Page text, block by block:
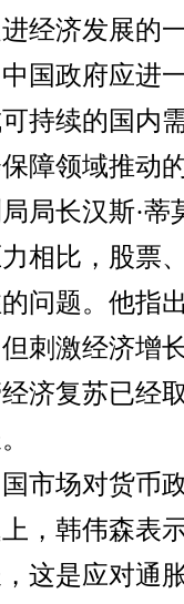
经济发展的
国政府应进
持续的国内
障领域推动
长汉斯·蒂
相比，股票
问题。他指
刺激经济增
济复苏已经
场对货币政
，韩伟森表
这是应对通